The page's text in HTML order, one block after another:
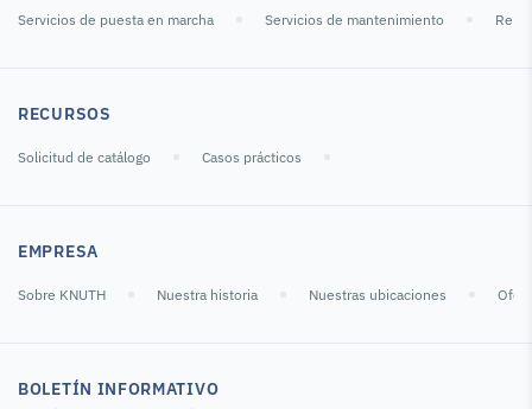
Servicios de puesta en marcha Servicios de mantenimiento
RECURSOS
Solicitud de catálogo Casos prácticos
EMPRESA
Sobre KNUTH Nuestra historia Nuestras ubicaciones
BOLETÍN INFORMATIVO